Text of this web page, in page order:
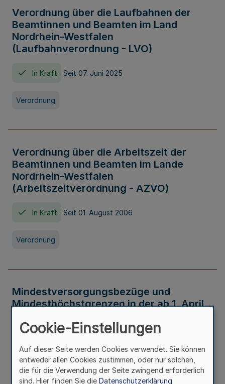
Verordnung über die Laufbahnen der
Beamtinnen und Beamten im Land
Nordrhein-Westfalen
(Laufbahnverordnung - LVO)
In Kraft Seit 07. Juni 2025
Verordnung
Verordnung über die Arbeitszeit der
Beamtinnen und Beamten im Lande
Nordrhein-Westfalen
(Arbeitszeitverordnung - AZVO)
In Kraft Seit 01. August 2006
Verordnung
Mindestversorgungsbezüge und
Mindesthöchstgrenzen in der ab 1. April
Verwaltungsvorschrift
Cookie-Einstellungen
Auf dieser Seite werden Cookies verwendet. Sie können
entweder allen Cookies zustimmen, oder nur solchen,
die für die Verwendung der Seite zwingend erforderlich
sind. Hier finden Sie die Datenschutzerklärung